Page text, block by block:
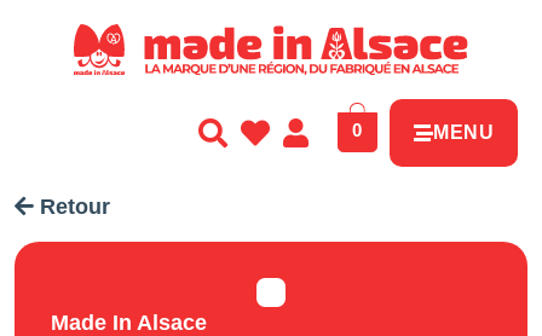
0 MENU
Retour
Made In Alsace